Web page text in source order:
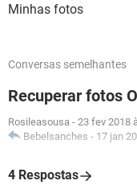
Minhas fotos
Conversas semelhantes
Recuperar fotos
Rosileasousa - 23 fev 2018
Bebelsanches - 17 jan
4 Respostas